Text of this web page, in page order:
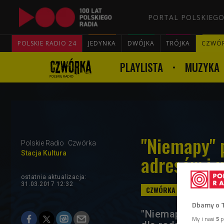
PORTAL
POLSKIE RADIO 24 JEDYNKA DWÓJKA TRÓJKA
PLAYLISTA MUZYKA
Polskie Radio
Czwórka
Stacja Kultura
adresów i
ostatnia aktualizacja:
31.03.2017 12:32
"Niemapa" to
Dbamy o
My i nasi 5